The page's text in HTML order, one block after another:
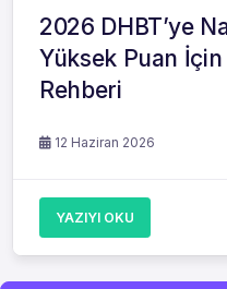
2026 DHBT’ye
Yüksek Puan İçin
Rehberi
12 Haziran 2026
YAZIYI OKU